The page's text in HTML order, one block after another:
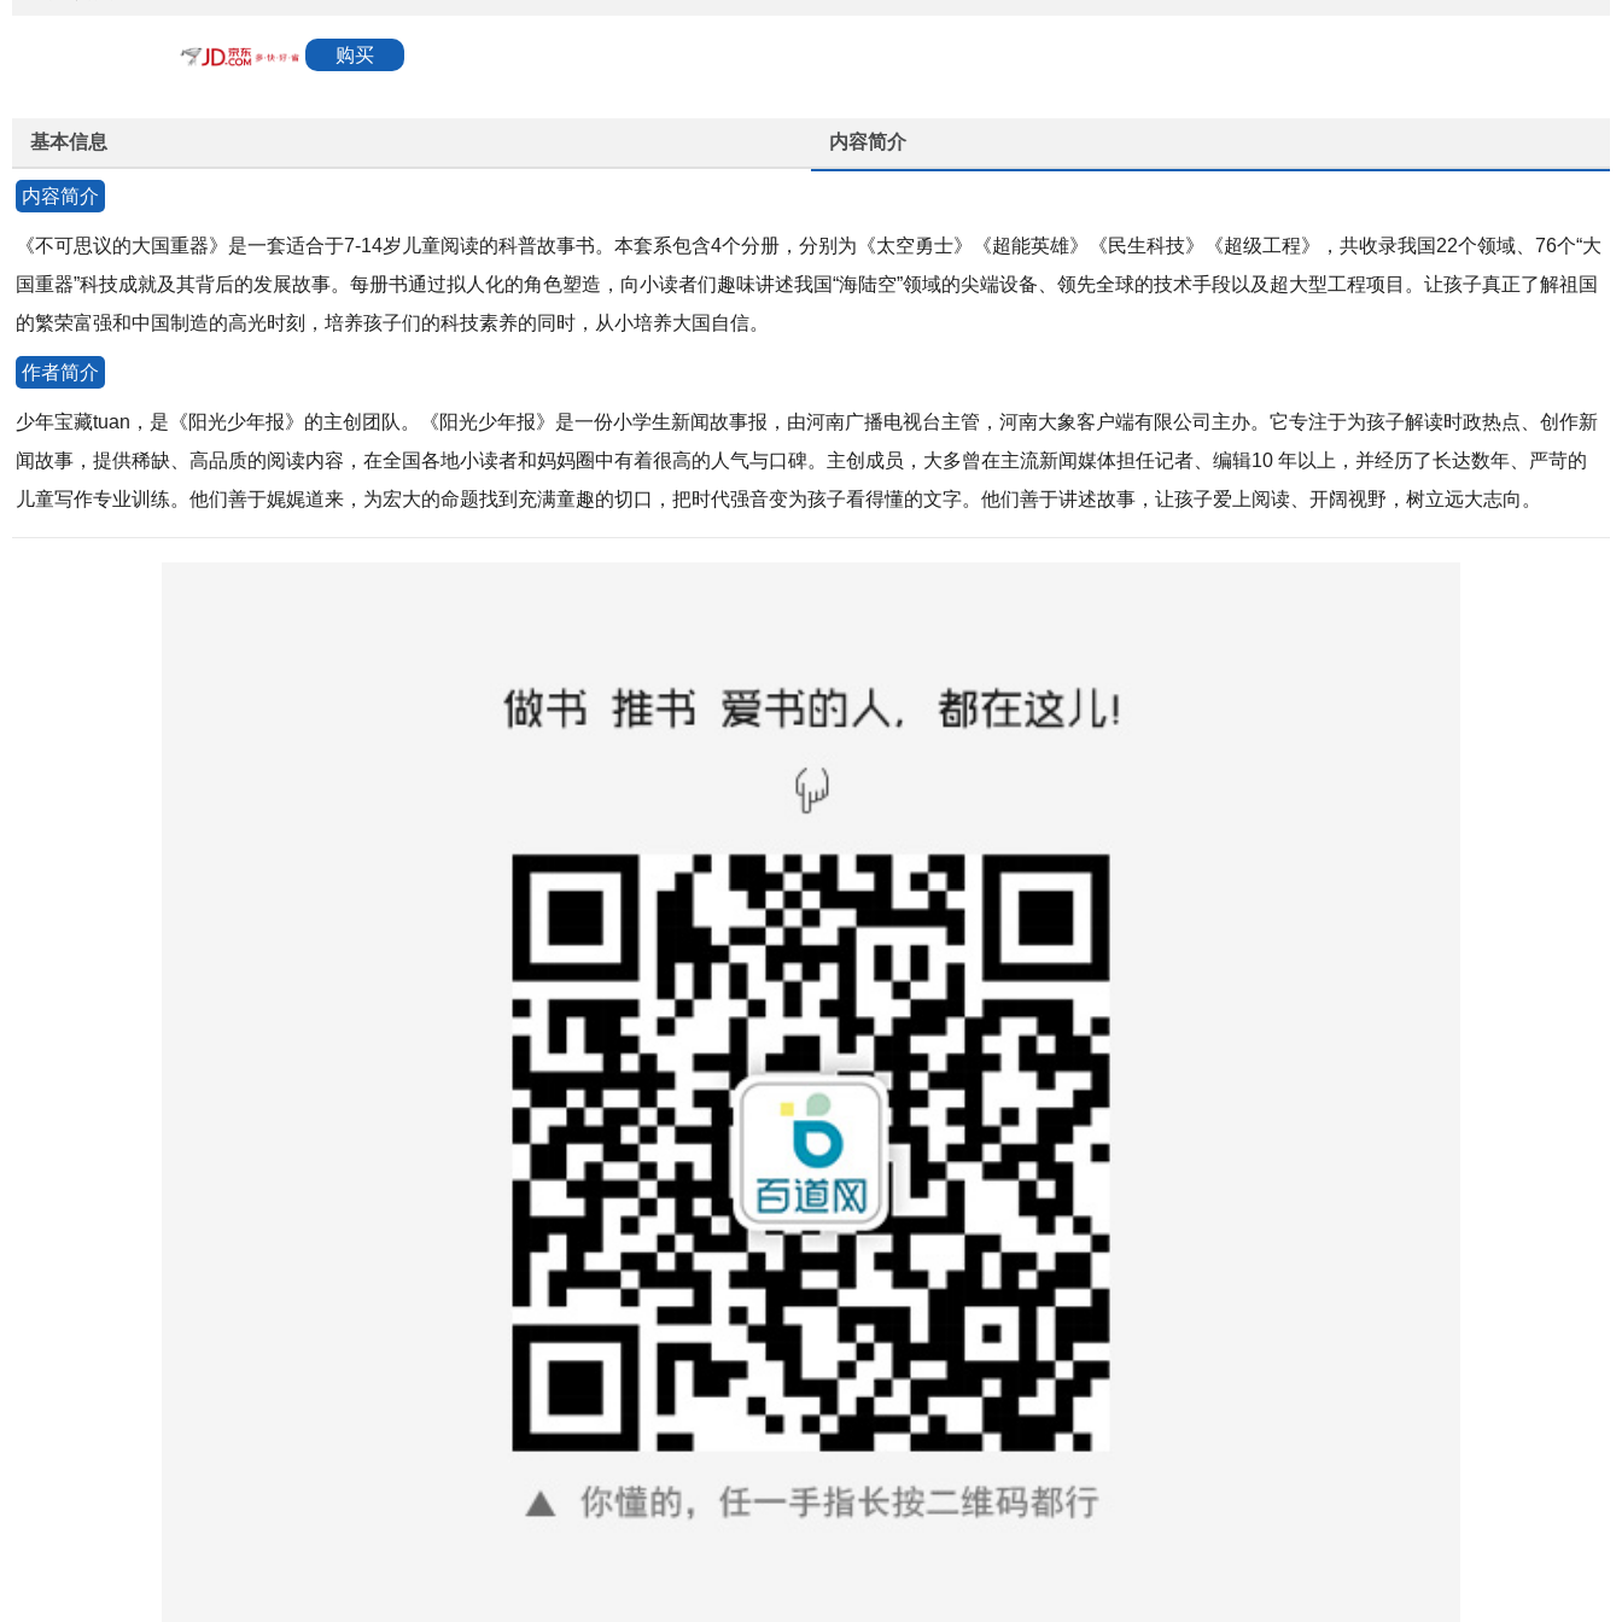
购买
基本信息 内容简介
内容简介
《不可思议的大国重器》是一套适合于7-14岁儿童阅读的科普故事书。本套系包含4个分册，分别为《太空勇士》《超能英雄》《民生科技》《超级工程》，共收录我国22个领域、76个“大
国重器”科技成就及其背后的发展故事。每册书通过拟人化的角色塑造，向小读者们趣味讲述我国“海陆空”领域的尖端设备、领先全球的技术手段以及超大型工程项目。让孩子真正了解祖国
的繁荣富强和中国制造的高光时刻，培养孩子们的科技素养的同时，从小培养大国自信。
作者简介
少年宝藏tuan，是《阳光少年报》的主创团队。《阳光少年报》是一份小学生新闻故事报，由河南广播电视台主管，河南大象客户端有限公司主办。它专注于为孩子解读时政热点、创作新
闻故事，提供稀缺、高品质的阅读内容，在全国各地小读者和妈妈圈中有着很高的人气与口碑。主创成员，大多曾在主流新闻媒体担任记者、编辑10 年以上，并经历了长达数年、严苛的
儿童写作专业训练。他们善于娓娓道来，为宏大的命题找到充满童趣的切口，把时代强音变为孩子看得懂的文字。他们善于讲述故事，让孩子爱上阅读、开阔视野，树立远大志向。